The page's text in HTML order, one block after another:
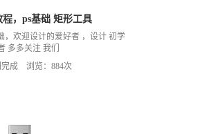
程，ps基础 矩形工具
，欢迎设计的爱好者 ，设计 初学
多多关注 我们
完成 浏览：884次